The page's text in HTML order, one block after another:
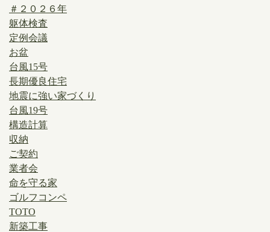
＃２０２６年
躯体検査
定例会議
お盆
台風15号
長期優良住宅
地震に強い家づくり
台風19号
構造計算
収納
ご契約
業者会
命を守る家
ゴルフコンペ
TOTO
新築工事